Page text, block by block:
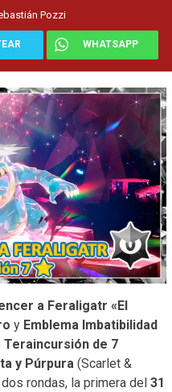
Pozzi
WHATSAPP
a Feraligatr «El
y Emblema Imbatibilidad
Teraincursión de 7
y Púrpura (Scarlet &
rondas, la primera del 31